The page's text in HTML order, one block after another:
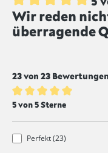
Durchschnittliche
Wir reden
überragende
23 von 23 Bewertungen
Durchschnittliche
5 von 5 Sterne
Perfekt (23)